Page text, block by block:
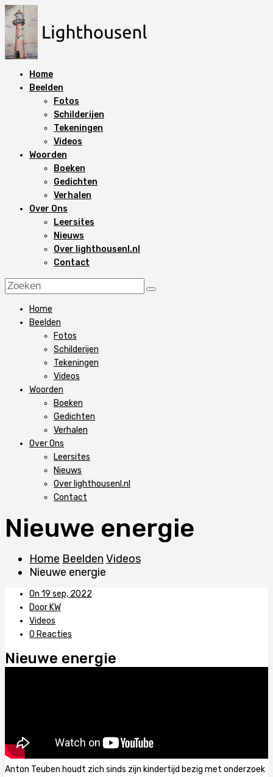
N
a
a
r
Home
Beelden
Fotos
Schilderijen
Tekeningen
Videos
Woorden
Boeken
Gedichten
Verhalen
Over Ons
Leersites
Nieuws
Over lighthousenl.nl
Contact
Home
Beelden
Fotos
Schilderijen
Tekeningen
Videos
Woorden
Boeken
Gedichten
Verhalen
Over Ons
Leersites
Nieuws
Over lighthousenl.nl
Contact
Nieuwe energie
Home Beelden Videos
Nieuwe energie
On 19 sep, 2022
Door KW
Videos
0 Reacties
Nieuwe energie
Anton Teuben houdt zich sinds zijn kindertijd bezig met onderzoek